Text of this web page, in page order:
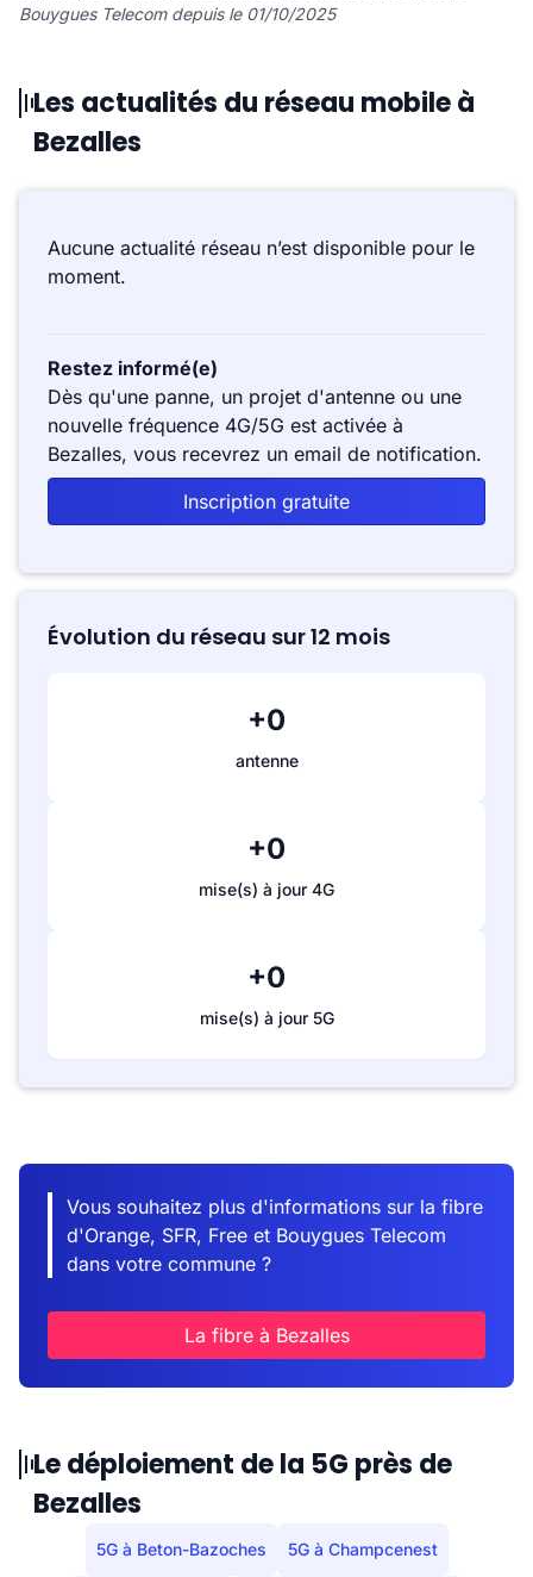
Bouygues Telecom depuis le 01/10/2025
Les actualités du réseau mobile à
Bezalles
Aucune actualité réseau n’est disponible pour le
moment.
Restez informé(e)
Dès qu'une panne, un projet d'antenne ou une
nouvelle fréquence 4G/5G est activée à
Bezalles, vous recevrez un email de notification.
Inscription gratuite
Évolution du réseau sur 12 mois
+0
antenne
+0
mise(s) à jour 4G
+0
mise(s) à jour 5G
Vous souhaitez plus d'informations sur la fibre
d'Orange, SFR, Free et Bouygues Telecom
dans votre commune ?
La fibre à Bezalles
Le déploiement de la 5G près de
Bezalles
5G à Beton-Bazoches 5G à Champcenest